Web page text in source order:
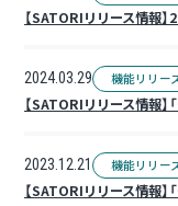
【SATORIリリース情報
2024.03.29 機能リリー
【SATORIリリース情報
2023.12.21 機能リリー
【SATORIリリース情報